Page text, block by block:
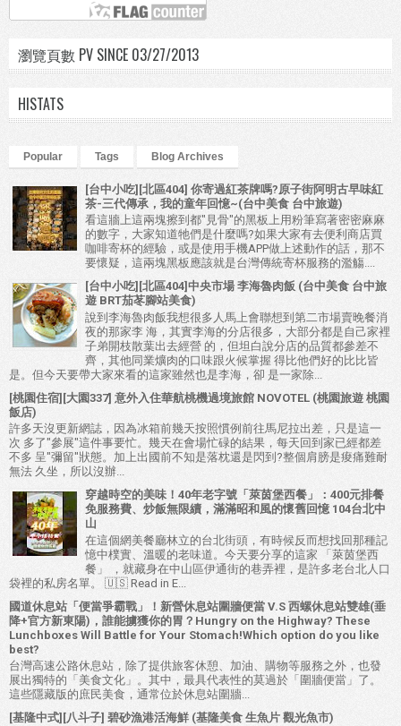
瀏覽頁數 PV SINCE 03/27/2013
HISTATS
Popular Tags Blog Archives
[台中小吃][北區404] 你寄過紅茶牌嗎?原子街阿明古早味紅
茶-三代傳承，我的童年回憶~(台中美食 台中旅遊)
看這牆上這兩塊擦到都"見骨"的黑板上用粉筆寫著密密麻麻
的數字，大家知道牠們是什麼嗎?如果大家有去便利商店買
咖啡寄杯的經驗，或是使用手機APP做上述動作的話，那不
要懷疑，這兩塊黑板應該就是台灣傳統寄杯服務的濫觴....
[台中小吃][北區404]中央市場 李海魯肉飯 (台中美食 台中旅
遊 BRT茄苳腳站美食)
說到李海魯肉飯我想很多人馬上會聯想到第二市場賣晚餐消
夜的那家李 海，其實李海的分店很多，大部分都是自己家裡
子弟開枝散葉出去經營 的，但坦白說分店的品質都參差不
齊，其他同業爌肉的口味跟火候掌握 得比他們好的比比皆
是。但今天要帶大家來看的這家雖然也是李海，卻 是一家除...
[桃園住宿][大園337] 意外入住華航桃機過境旅館 NOVOTEL (桃園旅遊 桃園
飯店)
許多天沒更新網誌，因為冰箱前幾天按照慣例前往馬尼拉出差，只是這一
次 多了"參展"這件事要忙。幾天在會場忙碌的結果，每天回到家已經都差
不多 呈"彌留"狀態。加上出國前不知是落枕還是閃到?整個肩膀是痠痛難耐
無法 久坐，所以沒辦...
穿越時空的美味！40年老字號「萊茵堡西餐」：400元排餐
免服務費、炒飯無限續，滿滿昭和風的懷舊回憶 104台北中
山
在這個網美餐廳林立的台北街頭，有時候反而想找回那種記
憶中樸實、溫暖的老味道。今天要分享的這家 「萊茵堡西
餐」 ，就藏身在中山區伊通街的巷弄裡，是許多老台北人口
袋裡的私房名單。 🇺🇸 Read in E...
國道休息站「便當爭霸戰」！新營休息站圍牆便當 V.S 西螺休息站雙雄(垂
降+官方新東陽)，誰能擄獲你的胃？Hungry on the Highway? These
Lunchboxes Will Battle for Your Stomach!Which option do you like
best?
台灣高速公路休息站，除了提供旅客休憩、加油、購物等服務之外，也發
展出獨特的「美食文化」。其中，最具代表性的莫過於「圍牆便當」了。
這些隱藏版的庶民美食，通常位於休息站圍牆...
[基隆中式][八斗子] 碧砂漁港活海鮮 (基隆美食 生魚片 觀光魚市)